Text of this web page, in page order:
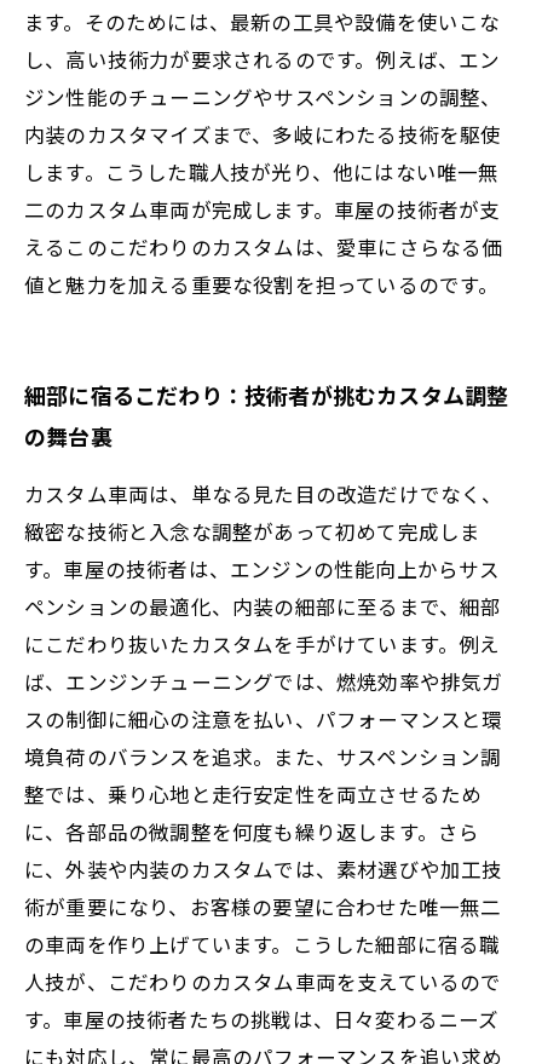
ます。そのためには、最新の工具や設備を使いこな
し、高い技術力が要求されるのです。例えば、エン
ジン性能のチューニングやサスペンションの調整、
内装のカスタマイズまで、多岐にわたる技術を駆使
します。こうした職人技が光り、他にはない唯一無
二のカスタム車両が完成します。車屋の技術者が支
えるこのこだわりのカスタムは、愛車にさらなる価
値と魅力を加える重要な役割を担っているのです。
細部に宿るこだわり：技術者が挑むカスタム調整
の舞台裏
カスタム車両は、単なる見た目の改造だけでなく、
緻密な技術と入念な調整があって初めて完成しま
す。車屋の技術者は、エンジンの性能向上からサス
ペンションの最適化、内装の細部に至るまで、細部
にこだわり抜いたカスタムを手がけています。例え
ば、エンジンチューニングでは、燃焼効率や排気ガ
スの制御に細心の注意を払い、パフォーマンスと環
境負荷のバランスを追求。また、サスペンション調
整では、乗り心地と走行安定性を両立させるため
に、各部品の微調整を何度も繰り返します。さら
に、外装や内装のカスタムでは、素材選びや加工技
術が重要になり、お客様の要望に合わせた唯一無二
の車両を作り上げています。こうした細部に宿る職
人技が、こだわりのカスタム車両を支えているので
す。車屋の技術者たちの挑戦は、日々変わるニーズ
にも対応し、常に最高のパフォーマンスを追い求め